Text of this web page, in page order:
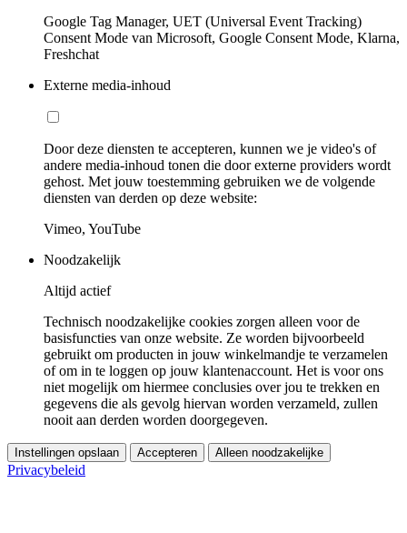
Google Tag Manager, UET (Universal Event Tracking)
Consent Mode van Microsoft, Google Consent Mode, Klarna,
Freshchat
Externe media-inhoud
Door deze diensten te accepteren, kunnen we je video's of
andere media-inhoud tonen die door externe providers wordt
gehost. Met jouw toestemming gebruiken we de volgende
diensten van derden op deze website:
Vimeo, YouTube
Noodzakelijk
Altijd actief
Technisch noodzakelijke cookies zorgen alleen voor de
basisfuncties van onze website. Ze worden bijvoorbeeld
gebruikt om producten in jouw winkelmandje te verzamelen
of om in te loggen op jouw klantenaccount. Het is voor ons
niet mogelijk om hiermee conclusies over jou te trekken en
gegevens die als gevolg hiervan worden verzameld, zullen
nooit aan derden worden doorgegeven.
Instellingen opslaan Accepteren Alleen noodzakelijke
Privacybeleid